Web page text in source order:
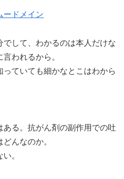
ードメイン
でして、わかるのは本人だけな
われるから。
っていても細かなとこはわから
る。抗がん剤の副作用での吐
んなのか。
。